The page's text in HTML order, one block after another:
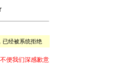
已经被系统拒绝
便我们深感歉意